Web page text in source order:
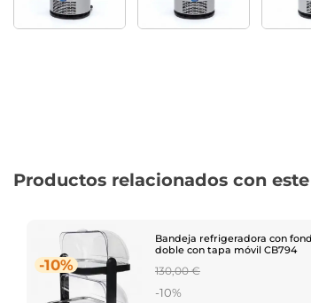
Productos relacionados con
-10%
Bandeja refrigeradora con
doble con tapa móvil CB794
Regular
price
130,00 €
-10%